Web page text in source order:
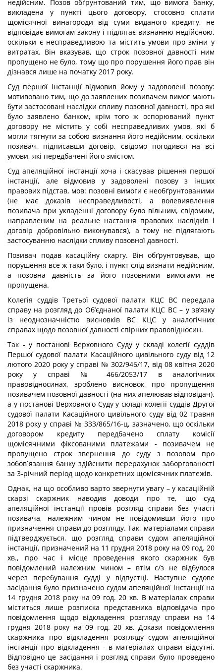
недійсним. Позов обґрунтований тим, що вимога банку,
викладена у пункті цього договору, стосовно сплати
щомісячної винагороди від суми виданого кредиту, не
відповідає вимогам закону і підлягає визнанню недійсною,
оскільки є несправедливою та містить умови про зміни у
витратах. Він вказував, що строк позовної давності ним
пропущено не було, тому що про порушення його прав він
дізнався лише на початку 2017 року.
Суд першої інстанції відмовив йому у задоволені позову:
мотивовано тим, що до заявлених позивачем вимог мають
бути застосовані наслідки спливу позовної давності, про які
було заявлено банком, крім того ж оспорюваний пункт
договору не містить у собі несправедливих умов, які б
могли тягнути за собою визнання його недійсним, оскільки
позивач, підписавши договір, свідомо погодився на всі
умови, які передбачені його змістом.
Суд апеляційної інстанції хоча і скасував рішення першої
інстанції, але відмовив у задоволені позову з інших
правових підстав, мов: позовні вимоги є необґрунтованими
(не має доказів несправедливості, а волевиявлення
позивача при укладенні договору було вільним, свідомим,
направленим на реальне настання правових наслідків і
договір добровільно виконувався), а тому не підлягають
застосуванню наслідки спливу позовної давності.
Позивач подав касаційну скаргу. Він обґрунтовував, що
порушення все ж таки було, і пункт слід визнати недійсним,
а позовна давність за його позовними вимогами не
пропущена.
Колегія суддів Третьої судової палати КЦС ВС передала
справу на розгляд до Об’єднаної палати КЦС ВС – у зв’язку
із неоднозначністю висновків ВС КЦС у аналогічних
справах щодо позовної давності спірних правовідносин.
Так - у постанові Верховного Суду у складі колегії суддів
Першої судової палати Касаційного цивільного суду від 12
лютого 2020 року у справі № 302/946/17, від 08 квітня 2020
року у справі № 466/2053/17 в аналогічних
правовідносинах, зроблено висновок, про пропущення
позивачем позовної давності (на них апелював відповідач),
а у постанові Верховного Суду у складі колегії суддів Другої
судової палати Касаційного цивільного суду від 02 травня
2018 року у справі № 333/865/16-ц, зазначено, що оскільки
договором кредиту передбачено сплату комісії
щомісячними фіксованими платежами - позивачем не
пропущено строк звернення до суду з позовом про
зобов`язання банку здійснити перерахунок заборгованості
за 3-річний період щодо конкретних щомісячних платежів.
Однак, на що особливо варто звернути увагу – у касаційній
скарзі скаржник наводив доводи про те, що суд
апеляційної інстанції провів розгляд справи без участі
позивача, належним чином не повідомивши його про
призначення справи до розгляду. Так, матеріалами справи
підтверджується, що розгляд справи судом апеляційної
інстанції, призначений на 11 грудня 2018 року на 09 год. 20
хв., про час і місце проведення якого скаржник був
повідомлений належним чином – втім с/з не відбулося
через перебування судді у відпустці. Наступне судове
засідання було призначено судом апеляційної інстанції на
14 грудня 2018 року на 09 год. 20 хв. В матеріалах справи
міститься лише розписка представника відповідача про
повідомлення щодо відкладення розгляду справи на 14
грудня 2018 року на 09 год. 20 хв. Докази повідомлення
скаржника про відкладення розгляду судом апеляційної
інстанції про відкладення - в матеріалах справи відсутні.
Відповідно це засідання і розгляд справи було проведено
без участі скаржника.